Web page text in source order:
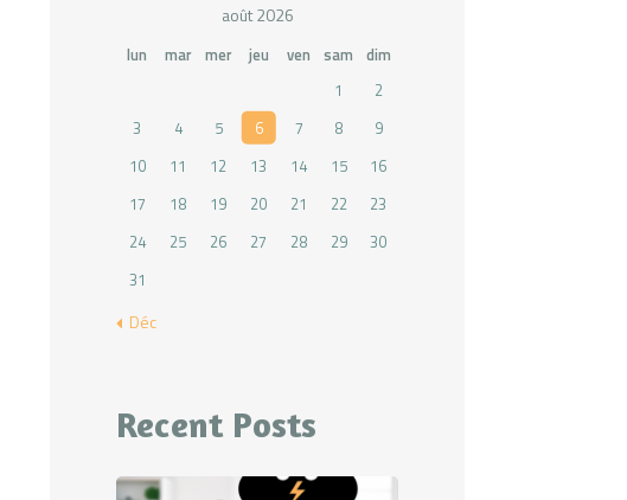
août 2026
lun mar mer jeu ven sam dim
1
2
3
4 5 6 7 8
9
10
11 12 13 14 15
16
17
18 19 20 21 22
23
24
25 26 27 28 29
30
31
« Déc
Recent Posts